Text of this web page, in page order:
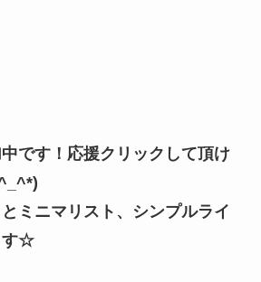
です！応援クリックして頂け
ミニマリスト、シンプルライ
す☆